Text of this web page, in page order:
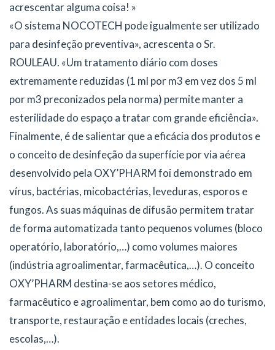
acrescentar alguma coisa! »
«O sistema NOCOTECH pode igualmente ser utilizado
para desinfeção preventiva», acrescenta o Sr.
ROULEAU. «Um tratamento diário com doses
extremamente reduzidas (1 ml por m3 em vez dos 5 ml
por m3 preconizados pela norma) permite manter a
esterilidade do espaço a tratar com grande eficiência».
Finalmente, é de salientar que a eficácia dos produtos e
o conceito de desinfeção da superfície por via aérea
desenvolvido pela OXY’PHARM foi demonstrado em
vírus, bactérias, micobactérias, leveduras, esporos e
fungos. As suas máquinas de difusão permitem tratar
de forma automatizada tanto pequenos volumes (bloco
operatório, laboratório,…) como volumes maiores
(indústria agroalimentar, farmacêutica,…). O conceito
OXY’PHARM destina-se aos setores médico,
farmacêutico e agroalimentar, bem como ao do turismo,
transporte, restauração e entidades locais (creches,
escolas,…).